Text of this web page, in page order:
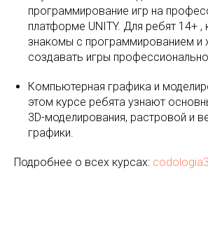
программирование игр на
платформе UNITY. Для ребят 14+
знакомы с программированием и
создавать игры
Компьютерная графика и
этом курсе ребята узнают
3D-моделирования, растровой и
графики.
Подробнее о всех курсах: